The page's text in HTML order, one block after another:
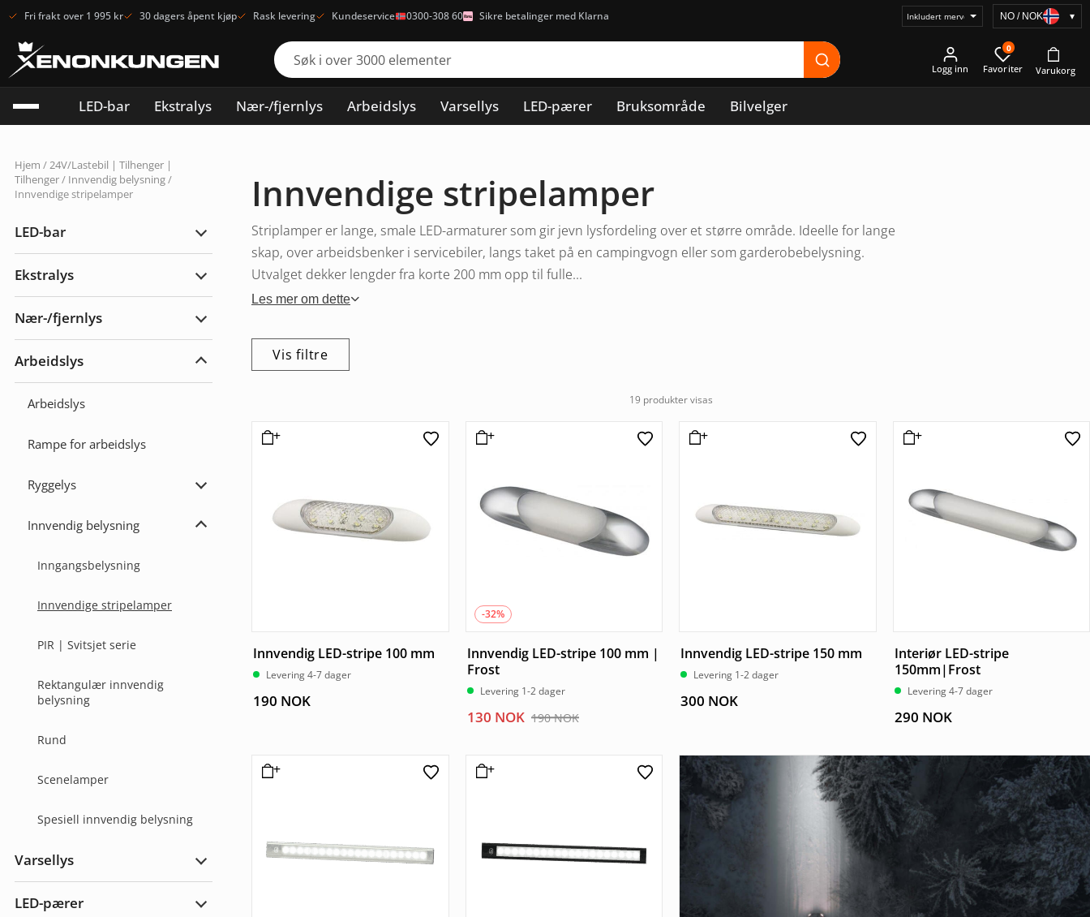
Fri frakt over 1 995 kr 30 dagers åpent kjøp Rask levering Kundeservice 0300-308 60 Sikre betalinger med Klarna
Velg
NO / NOK ▾
Logg inn
0
LED-bar Ekstralys Nær-/fjernlys Arbeidslys Varsellys LED-pærer Bruksområde Bilvelger
Hjem /24V/Lastebil | Tilhenger |
Tilhenger/ Innvendig belysning/
Innvendige stripelamper
LED-bar
Utvid
Ekstralys
Utvid
Nær-/fjernlys
Utvid
Arbeidslys
Utvid
Arbeidslys
Rampe for arbeidslys
Ryggelys
Utvid
Innvendig belysning
Utvid
Inngangsbelysning
Innvendige stripelamper
PIR | Svitsjet serie
Rektangulær innvendig
belysning
Rund
Scenelamper
Spesiell innvendig belysning
Varsellys
Utvid
LED-pærer
Utvid
Innvendige stripelamper
Striplamper er lange, smale LED-armaturer som gir jevn lysfordeling over et større område. Ideelle for lange
skap, over arbeidsbenker i servicebiler, langs taket på en campingvogn eller som garderobebelysning.
Utvalget dekker lengder fra korte 200 mm opp til fulle...
Les mer om dette
Vis filtre
19 produkter visas
Innvendig LED-stripe 100 mm
Levering 4-7 dager
190 NOK
-32%
Innvendig LED-stripe 100 mm |
Frost
Levering 1-2 dager
190NOK
Opprinnelig
190 NOK.
130 NOK
Nåværende
130 NOK.
Innvendig LED-stripe 150 mm
Levering 1-2 dager
300 NOK
Interiør LED-stripe
150mm|Frost
Levering 4-7 dager
290 NOK